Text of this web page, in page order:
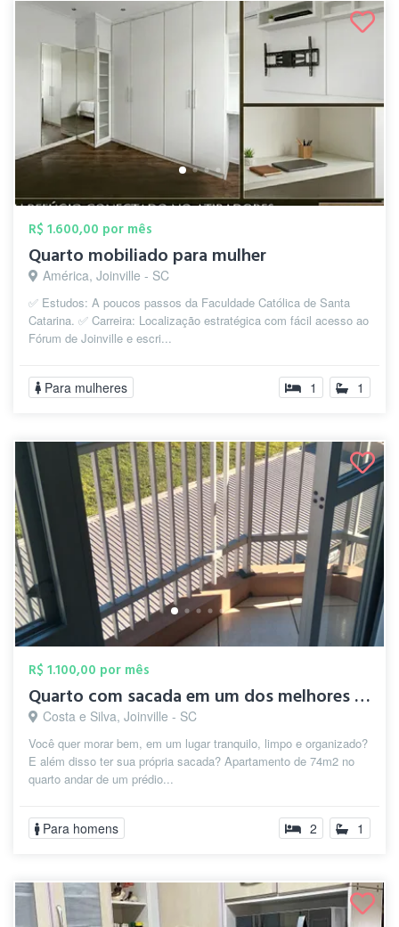
R$ 1.600,00 por mês
Quarto mobiliado para mulher
América, Joinville - SC
✅ Estudos: A poucos passos da Faculdade Católica de Santa
Catarina. ✅ Carreira: Localização estratégica com fácil acesso ao
Fórum de Joinville e escri...
Para mulheres 1 1
R$ 1.100,00 por mês
Quarto com sacada em um dos melhores bai...
Costa e Silva, Joinville - SC
Você quer morar bem, em um lugar tranquilo, limpo e organizado?
E além disso ter sua própria sacada? Apartamento de 74m2 no
quarto andar de um prédio...
Para homens 2 1